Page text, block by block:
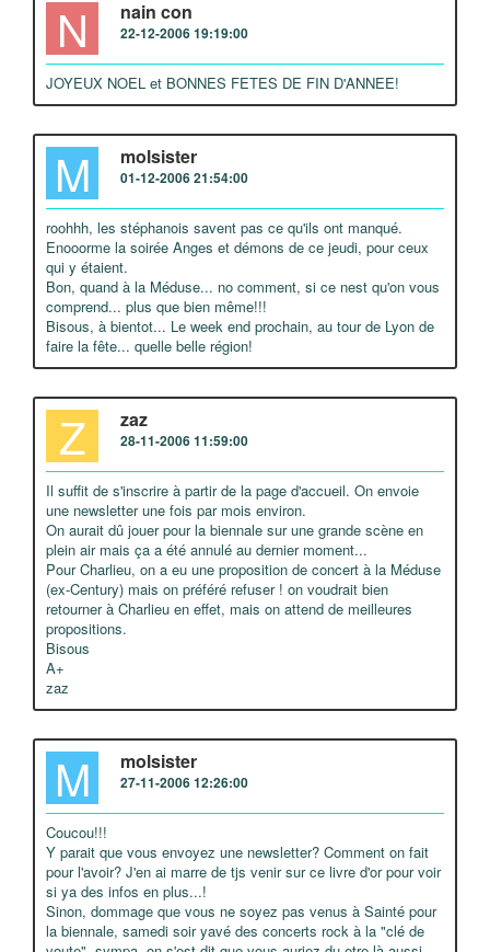
N nain con
22-12-2006 19:19:00
JOYEUX NOEL et BONNES FETES DE FIN D'ANNEE!
M molsister
01-12-2006 21:54:00
roohhh, les stéphanois savent pas ce qu'ils ont manqué.
Enooorme la soirée Anges et démons de ce jeudi, pour ceux
qui y étaient.
Bon, quand à la Méduse... no comment, si ce nest qu'on vous
comprend... plus que bien même!!!
Bisous, à bientot... Le week end prochain, au tour de Lyon de
faire la fête... quelle belle région!
Z zaz
28-11-2006 11:59:00
Il suffit de s'inscrire à partir de la page d'accueil. On envoie
une newsletter une fois par mois environ.
On aurait dû jouer pour la biennale sur une grande scène en
plein air mais ça a été annulé au dernier moment...
Pour Charlieu, on a eu une proposition de concert à la Méduse
(ex-Century) mais on préféré refuser ! on voudrait bien
retourner à Charlieu en effet, mais on attend de meilleures
propositions.
Bisous
A+
zaz
M molsister
27-11-2006 12:26:00
Coucou!!!
Y parait que vous envoyez une newsletter? Comment on fait
pour l'avoir? J'en ai marre de tjs venir sur ce livre d'or pour voir
si ya des infos en plus...!
Sinon, dommage que vous ne soyez pas venus à Sainté pour
la biennale, samedi soir yavé des concerts rock à la "clé de